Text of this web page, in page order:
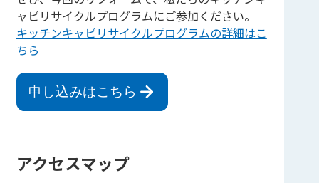
ャビリサイクルプログラムにご参加ください。
キッチンキャビリサイクルプログラムの詳細はこ
ちら
申し込みはこちら
アクセスマップ